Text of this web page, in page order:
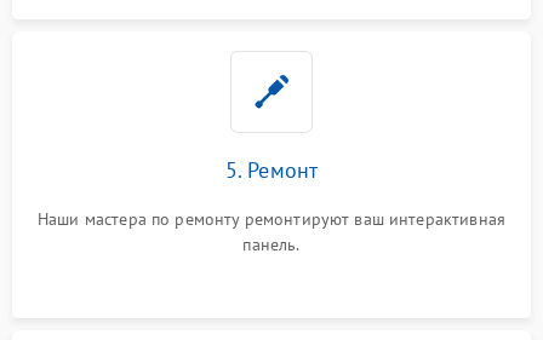
5. Ремонт
Наши мастера по ремонту ремонтируют ваш интерактивная
панель.